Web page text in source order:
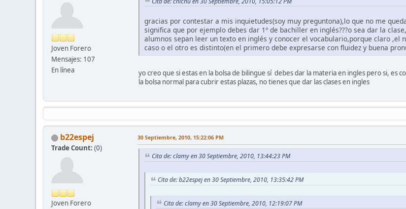
Joven Forero
Mensajes: 107
En línea
gracias por contestar a mis inquietudes(soy muy preguntona),lo que no me
significa que por ejemplo debes dar 1º de bachiller en inglés???o sea dar la
alumnos sepan leer un texto en inglés y conocer el vocabulario,porque claro ,el
caso o el otro es distinto(en el primero debe expresarse con fluidez y buena
yo creo que si estas en la bolsa de bilingue sí debes dar la materia en ingles pero si, es
la bolsa normal para cubrir estas plazas, no tienes que dar las clases en ingles
b22espej
Trade Count: (0)
Joven Forero
30 Septiembre, 2010, 15:22:06 PM
Cita de: clamy en 30 Septiembre, 2010, 13:44:23 PM
Cita de: b22espej en 30 Septiembre, 2010, 13:35:42 PM
Cita de: clamy en 30 Septiembre, 2010, 12:19:07 PM